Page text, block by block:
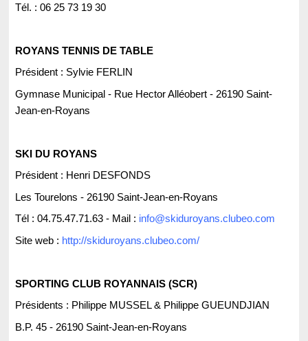
Tél. :06 25 73 19 30
ROYANS TENNIS DE TABLE
Président : Sylvie FERLIN
Gymnase Municipal - Rue Hector Alléobert - 26190 Saint-
Jean-en-Royans
SKI DU ROYANS
Président : Henri DESFONDS
Les Tourelons - 26190 Saint-Jean-en-Royans
Tél : 04.75.47.71.63 - Mail : info@skiduroyans.clubeo.com
Site web : http://skiduroyans.clubeo.com/
SPORTING CLUB ROYANNAIS (SCR)
Présidents : Philippe MUSSEL & Philippe GUEUNDJIAN
B.P. 45 - 26190 Saint-Jean-en-Royans